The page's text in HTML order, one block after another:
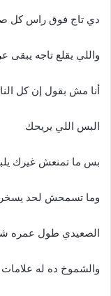
دي تاج فوق راس كل
واللي يقلع تاجه يبقى
أنا مش بقول إن كل
البس اللي يريحك
بس ما تمنعش غيرك
وما تسمحش لحد
الصعيدي طول عمره
والشموخ ده له علامات